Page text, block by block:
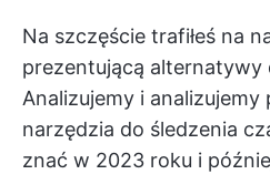
Na szczęście trafiłeś na
prezentującą alternatywy
Analizujemy i
narzędzia do śledzenia
znać w 2023 roku i